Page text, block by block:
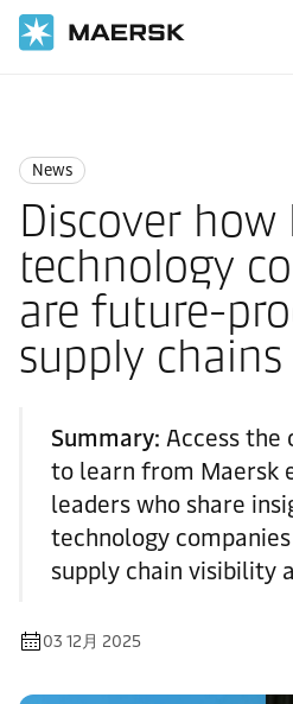
News
Discover
technology
are future-
supply chains
Summary: Access the
to learn from Maersk
leaders who share
technology
supply chain visibility
03 12月 2025